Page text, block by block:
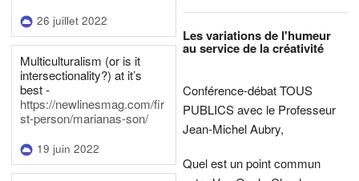
26 juillet 2022
Multiculturalism (or is it
intersectionality?) at it’s
best -
https://newlinesmag.com/fir
st-person/marianas-son/
19 juin 2022
Les variations de l'humeur
au service de la créativité
Conférence-débat TOUS
PUBLICS avec le Professeur
Jean-Michel Aubry,
Quel est un point commun